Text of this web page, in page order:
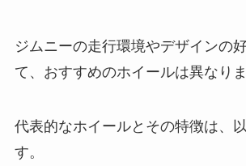
ジムニーの走行環境やデザインの
て、おすすめのホイールは異なりま
代表的なホイールとその特徴は、
す。